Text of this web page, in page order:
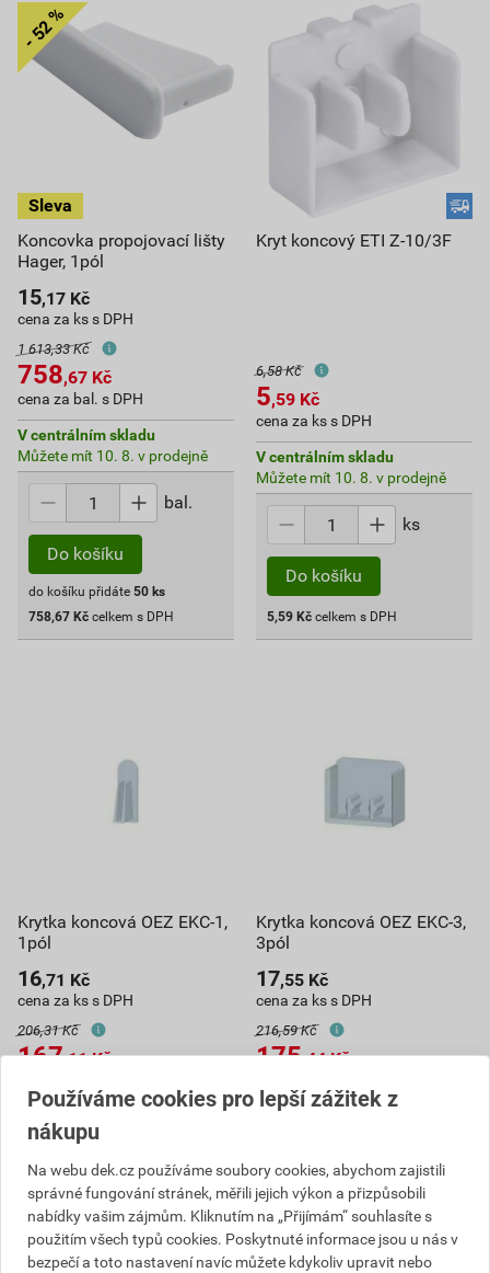
Koncovka propojovací lišty
Hager, 1pól
15,17 Kč
cena za ks s DPH
1 613,33 Kč
758,67 Kč
cena za bal. s DPH
V centrálním skladu
Můžete mít 10. 8. v prodejně
bal.
Do košíku
do košíku přidáte 50 ks
758,67 Kč celkem s DPH
Kryt koncový ETI Z-10/3F
6,58 Kč
5,59 Kč
cena za ks s DPH
V centrálním skladu
Můžete mít 10. 8. v prodejně
ks
Do košíku
5,59 Kč celkem s DPH
Krytka koncová OEZ EKC-1,
1pól
16,71 Kč
cena za ks s DPH
206,31 Kč
167,11Kč
Můžete mít 10. 8. v prodejně
bal.
Do košíku
Krytka koncová OEZ EKC-3,
3pól
17,55 Kč
cena za ks s DPH
216,59 Kč
175,44Kč
bal.
Do košíku
Používáme cookies pro lepší zážitek z
nákupu
Na webu dek.cz používáme soubory cookies, abychom zajistili
správné fungování stránek, měřili jejich výkon a přizpůsobili
nabídky vašim zájmům. Kliknutím na „Přijímám“ souhlasíte s
použitím všech typů cookies. Poskytnuté informace jsou u nás v
bezpečí a toto nastavení navíc můžete kdykoliv upravit nebo